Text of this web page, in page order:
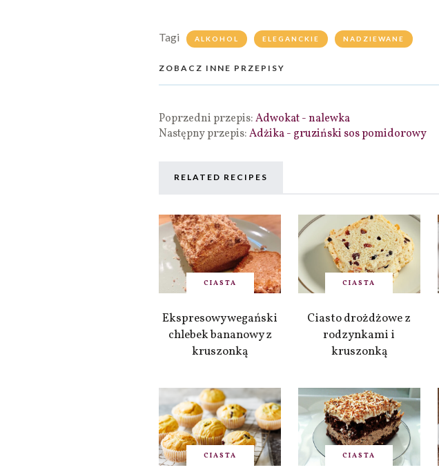
Tagi ALKOHOL ELEGANCKIE NADZIEWANE
ZOBACZ INNE PRZEPISY
Poprzedni przepis:Adwokat - nalewka
Następny przepis:Adżika - gruziński sos pomidorowy
RELATED RECIPES
CIASTA
Ekspresowy wegański
chlebek bananowy z
kruszonką
CIASTA
Ciasto drożdżowe z
rodzynkami i
kruszonką
CIASTA CIASTA